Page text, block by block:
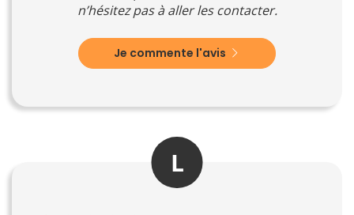
n’hésitez pas à aller les contacter.
Je commente l'avis
L